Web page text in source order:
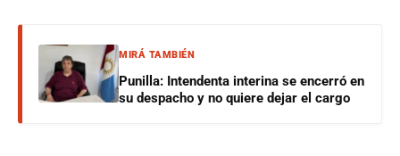
MIRÁ TAMBIÉN
Punilla: Intendenta interina se encerró en
su despacho y no quiere dejar el cargo